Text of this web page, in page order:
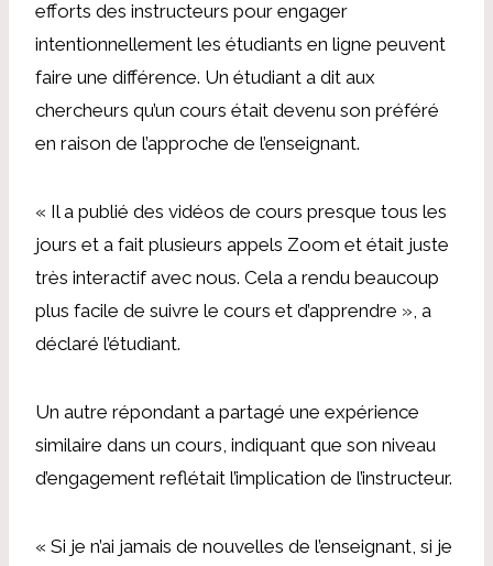
efforts des instructeurs pour engager
intentionnellement les étudiants en ligne peuvent
faire une différence. Un étudiant a dit aux
chercheurs qu’un cours était devenu son préféré
en raison de l’approche de l’enseignant.
« Il a publié des vidéos de cours presque tous les
jours et a fait plusieurs appels Zoom et était juste
très interactif avec nous. Cela a rendu beaucoup
plus facile de suivre le cours et d’apprendre », a
déclaré l’étudiant.
Un autre répondant a partagé une expérience
similaire dans un cours, indiquant que son niveau
d’engagement reflétait l’implication de l’instructeur.
« Si je n’ai jamais de nouvelles de l’enseignant, si je